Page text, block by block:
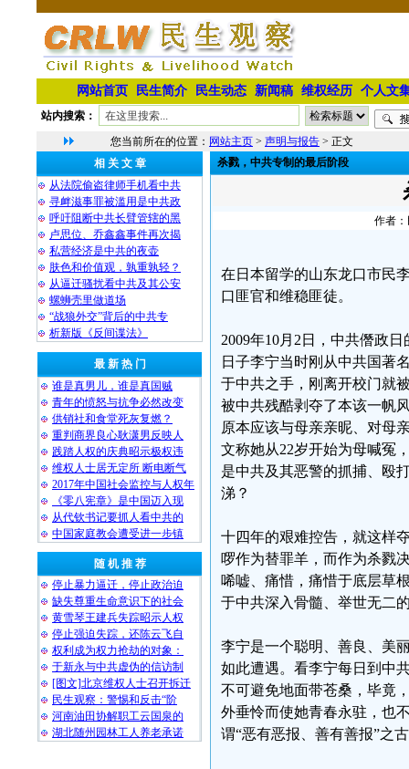
网站首页 民生简介 民生动态 新闻稿 维权经历 个人文
站内搜索：
您当前所在的位置： 网站主页 > 声明与报告 > 正文
相 关 文 章
从法院偷盗律师手机看中共
寻衅滋事罪被滥用是中共政
呼吁阻断中共长臂管辖的黑
卢思位、乔鑫鑫事件再次揭
私营经济是中共的夜壶
肤色和价值观，孰重孰轻？
从逼迁骚扰看中共及其公安
螺蛳壳里做道场
“战狼外交”背后的中共专
析新版《反间谍法》
最 新 热 门
谁是真男儿，谁是真国贼
青年的愤怒与抗争必然改变
供销社和食堂死灰复燃？
重判商界良心耿潇男反映人
践踏人权的庆典昭示极权违
维权人士居无定所 断电断气
2017年中国社会监控与人权年
《零八宪章》是中国迈入现
从代钦书记要抓人看中共的
中国家庭教会遭受进一步镇
随 机 推 荐
停止暴力逼迁，停止政治迫
缺失尊重生命意识下的社会
黄雪琴王建兵失踪昭示人权
停止强迫失踪，还陈云飞自
权利成为权力抢劫的对象：
于新永与中共虚伪的信访制
[图文]北京维权人士召开拆迁
民生观察：警惕和反击“阶
河南油田协解职工云国泉的
湖北随州园林工人养老承诺
杀戮，中共专制的最后阶段
作者：
在日本留学的山东龙口市民
口匪官和维稳匪徒。
2009年10月2日，中共僭政
日子李宁当时刚从中共国著
于中共之手，刚离开校门就
被中共残酷剥夺了本该一帆
原本应该与母亲亲昵、对母
文称她从22岁开始为母喊冤
是中共及其恶警的抓捕、殴
涕？
十四年的艰难控告，就这样
啰作为替罪羊，而作为杀戮
唏嘘、痛惜，痛惜于底层草
于中共深入骨髓、举世无二
李宁是一个聪明、善良、美
如此遭遇。看李宁每日到中
不可避免地面带苍桑，毕竟
外垂怜而使她青春永驻，也
谓“恶有恶报、善有善报”之